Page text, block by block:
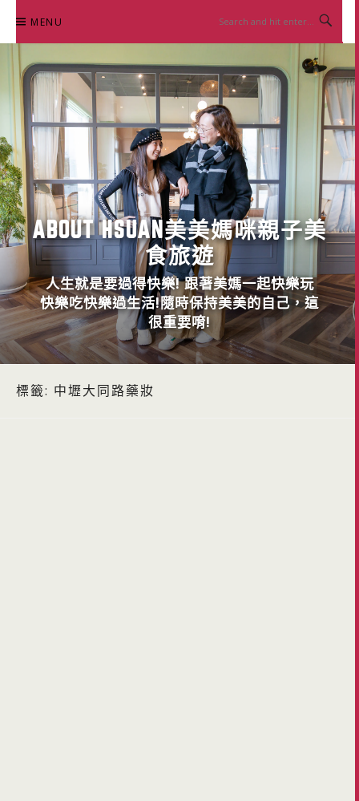
content
MENU
ABOUT HSUAN美美媽咪親子美
食旅遊
人生就是要過得快樂! 跟著美媽一起快樂玩
快樂吃快樂過生活!隨時保持美美的自己，這
很重要唷!
標籤: 中壢大同路藥妝